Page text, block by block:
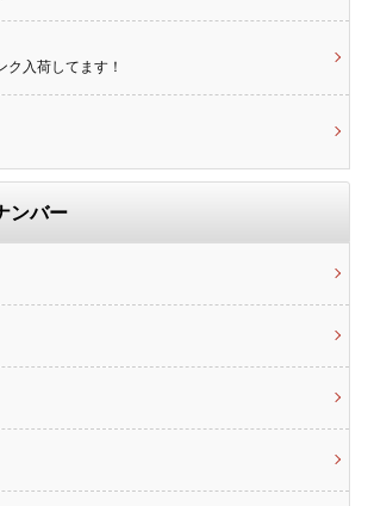
ク入荷してます！
ンバー